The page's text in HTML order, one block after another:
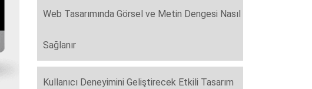
Web Tasarımında Görsel ve Metin Dengesi Nasıl
Sağlanır
Kullanıcı Deneyimini Geliştirecek Etkili Tasarım